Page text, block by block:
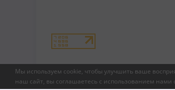
Мы используем cookie, чтобы улучшить ваше
наш сайт, вы соглашаетесь с использованием нами